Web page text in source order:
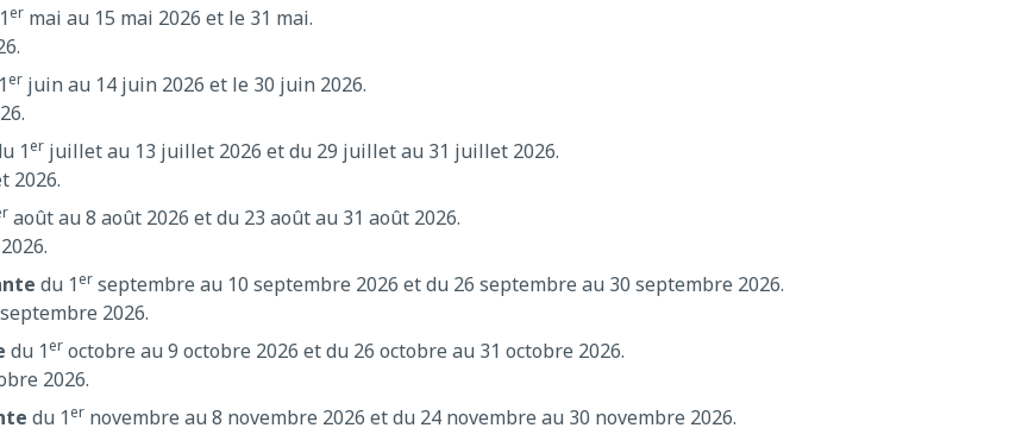
er mai au 15 mai 2026 et le 31 mai.
er juin au 14 juin 2026 et le 30 juin 2026.
1er juillet au 13 juillet 2026 et du 29 juillet au 31 juillet 2026.
2026.
août au 8 août 2026 et du 23 août au 31 août 2026.
du 1er septembre au 10 septembre 2026 et du 26 septembre au 30 septembre 2026.
2026.
du 1er octobre au 9 octobre 2026 et du 26 octobre au 31 octobre 2026.
2026.
du 1er novembre au 8 novembre 2026 et du 24 novembre au 30 novembre 2026.